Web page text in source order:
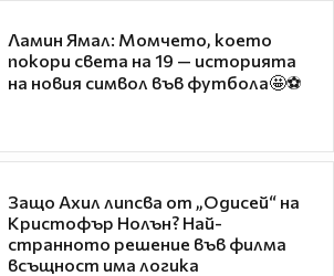
Ламин Ямал: Момчето, което
покори света на 19 — историята
на новия символ във футбола🤩⚽
Защо Ахил липсва от „Одисей“ на
Кристофър Нолън? Най-
странното решение във филма
всъщност има логика